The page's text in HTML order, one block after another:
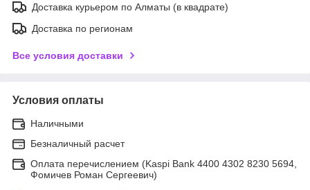
Доставка курьером по Алматы (в квадрате)
Доставка по регионам
Все условия доставки
Условия оплаты
Наличными
Безналичный расчет
Оплата перечислением (Kaspi Bank 4400 4302 8230 5694,
Фомичев Роман Сергеевич)